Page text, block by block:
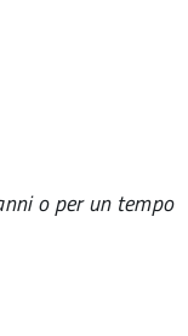
o per un tempo